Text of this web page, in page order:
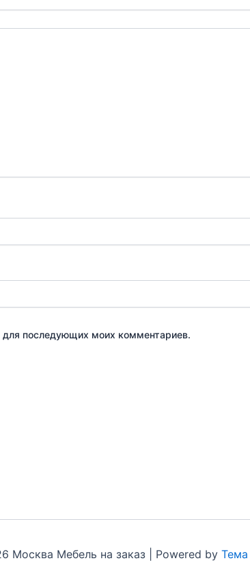
для последующих моих комментариев.
Москва Мебель на заказ | Powered by Тема